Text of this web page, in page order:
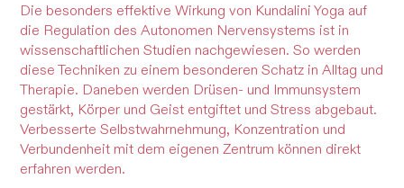
Die besonders effektive Wirkung von Kundalini Yoga auf
die Regulation des Autonomen Nervensystems ist in
wissenschaftlichen Studien nachgewiesen. So werden
diese Techniken zu einem besonderen Schatz in Alltag und
Therapie. Daneben werden Drüsen- und Immunsystem
gestärkt, Körper und Geist entgiftet und Stress abgebaut.
Verbesserte Selbstwahrnehmung, Konzentration und
Verbundenheit mit dem eigenen Zentrum können direkt
erfahren werden.